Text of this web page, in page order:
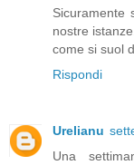
Sicuramente
nostre
come si suol
Rispondi
Urelianu
Una